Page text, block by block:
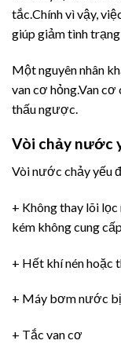
tắc.Chính vì vậy,
giúp giảm tình trạng
Một nguyên nhân
van cơ hỏng.Van
thấu ngược.
Vòi chảy nước
Vòi nước chảy yếu
+ Không thay lõi
kém không cung
+ Hết khí nén hoặc
+ Máy bơm nước
+ Tắc van cơ